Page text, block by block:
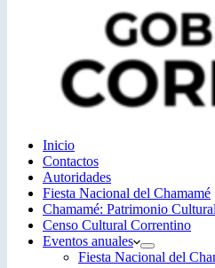
Inicio
Contactos
Autoridades
Fiesta Nacional del Chamamé
Chamamé: Patrimonio
Censo Cultural Correntino
Eventos anuales
Fiesta Nacional del